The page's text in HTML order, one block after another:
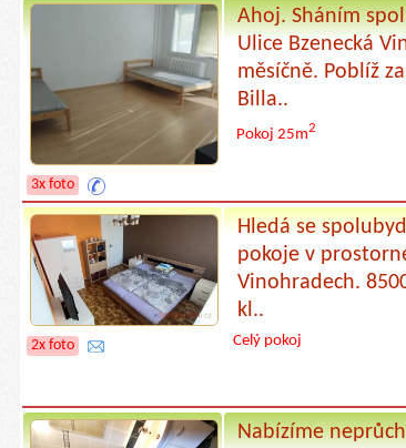
3x foto
Ahoj. Sháním
Ulice Bzenecká
měsíčně. Poblíž
Billa..
Pokoj 25m2
2x foto
Hledá se
pokoje v
Vinohradech.
kl..
Celý pokoj
Nabízíme